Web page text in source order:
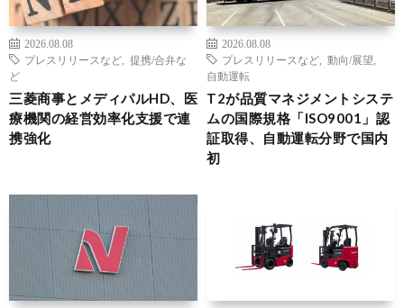
2026.08.08
プレスリリースなど
提携/合弁な
ど
三菱商事とメディパルHD、医
療機関の経営効率化支援で連
携強化
2026.08.08
プレスリリースなど
動向/展望
自動運転
T2が品質マネジメントシステ
ムの国際規格「ISO9001」認
証取得、自動運転分野で国内
初